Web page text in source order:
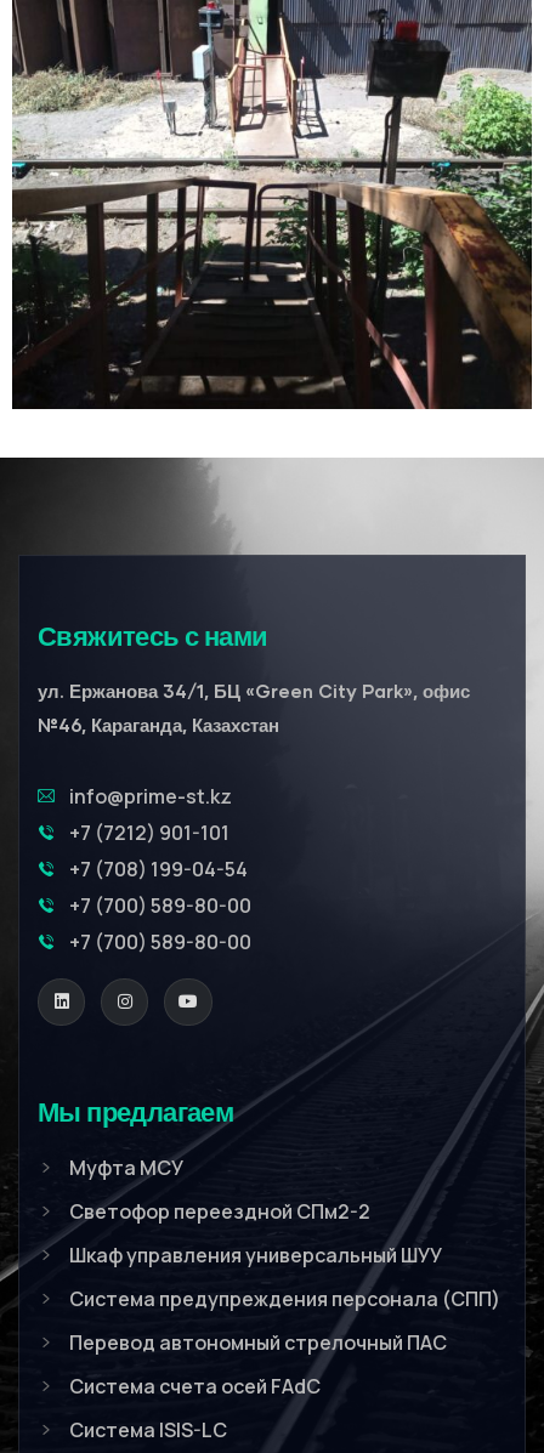
Свяжитесь с нами
ул. Ержанова 34/1, БЦ «Green City Park», офис
№46, Караганда, Казахстан
info@prime-st.kz
+7 (7212) 901-101
+7 (708) 199-04-54
+7 (700) 589-80-00
+7 (700) 589-80-00
Мы предлагаем
Муфта МСУ
Светофор переездной СПм2-2
Шкаф управления универсальный ШУУ
Система предупреждения персонала (СПП)
Перевод автономный стрелочный ПАС
Система счета осей FAdC
Система ISIS-LC